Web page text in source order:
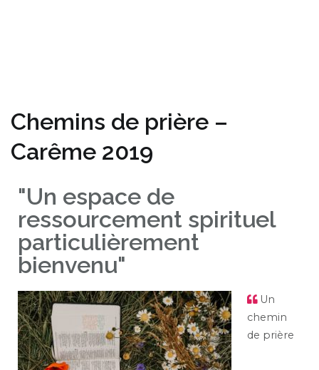
Chemins de prière –
Carême 2019
"Un espace de
ressourcement spirituel
particulièrement
bienvenu"
Un
chemin
de prière